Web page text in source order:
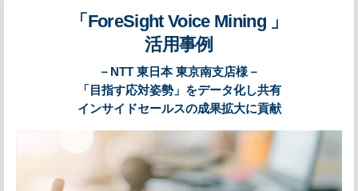
「ForeSight Voice Mining 」
活用事例
－NTT 東日本 東京南支店様－
「目指す応対姿勢」をデータ化し共有
インサイドセールスの成果拡大に貢献